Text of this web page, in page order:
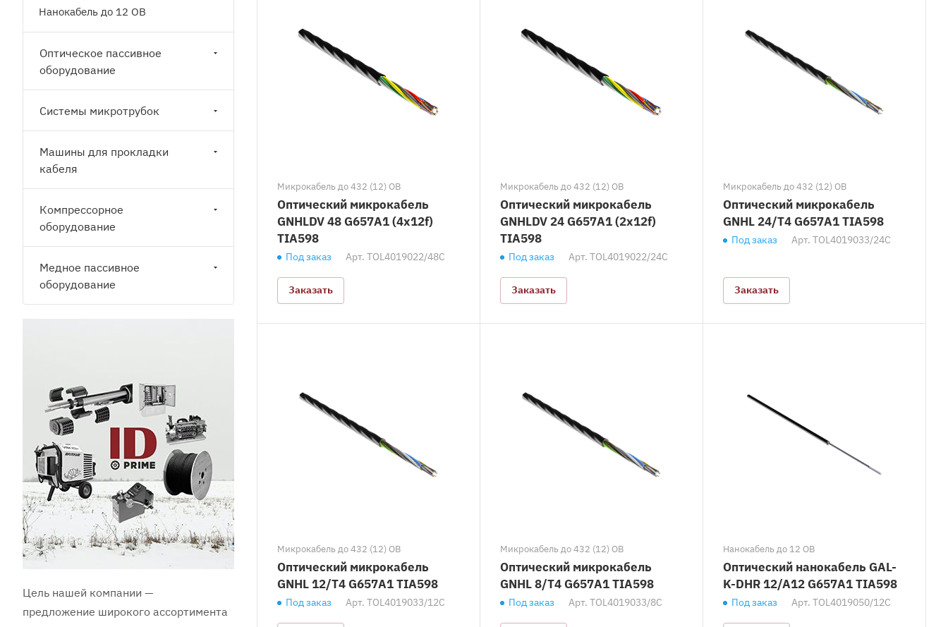
Микрокабель до 432 (12) ОВ
Оптический микрокабель
GNHLDV 48 G657A1 (4x12f)
TIA598
Под заказ Арт. TOL4019022/48C
Заказать
Микрокабель до 432 (12) ОВ
Оптический микрокабель
GNHLDV 24 G657A1 (2x12f)
TIA598
Под заказ Арт. TOL4019022/24C
Заказать
Микрокабель до 432 (12) ОВ
Оптический микрокабель
GNHL 24/T4 G657A1 TIA598
Под заказ Арт. TOL4019033/24C
Заказать
Микрокабель до 432 (12) ОВ
Оптический микрокабель
GNHL 12/T4 G657A1 TIA598
Под заказ Арт. TOL4019033/12C
Микрокабель до 432 (12) ОВ
Оптический микрокабель
GNHL 8/T4 G657A1 TIA598
Под заказ Арт. TOL4019033/8C
Нанокабель до 12 ОВ
Оптический нанокабель GAL-
K-DHR 12/A12 G657A1 TIA598
Под заказ Арт. TOL4019050/12C
Нанокабель до 12 ОВ
Оптическое пассивное
оборудование
Системы микротрубок
Машины для прокладки
кабеля
Компрессорное
оборудование
Медное пассивное
оборудование
Цель нашей компании —
предложение широкого ассортимента